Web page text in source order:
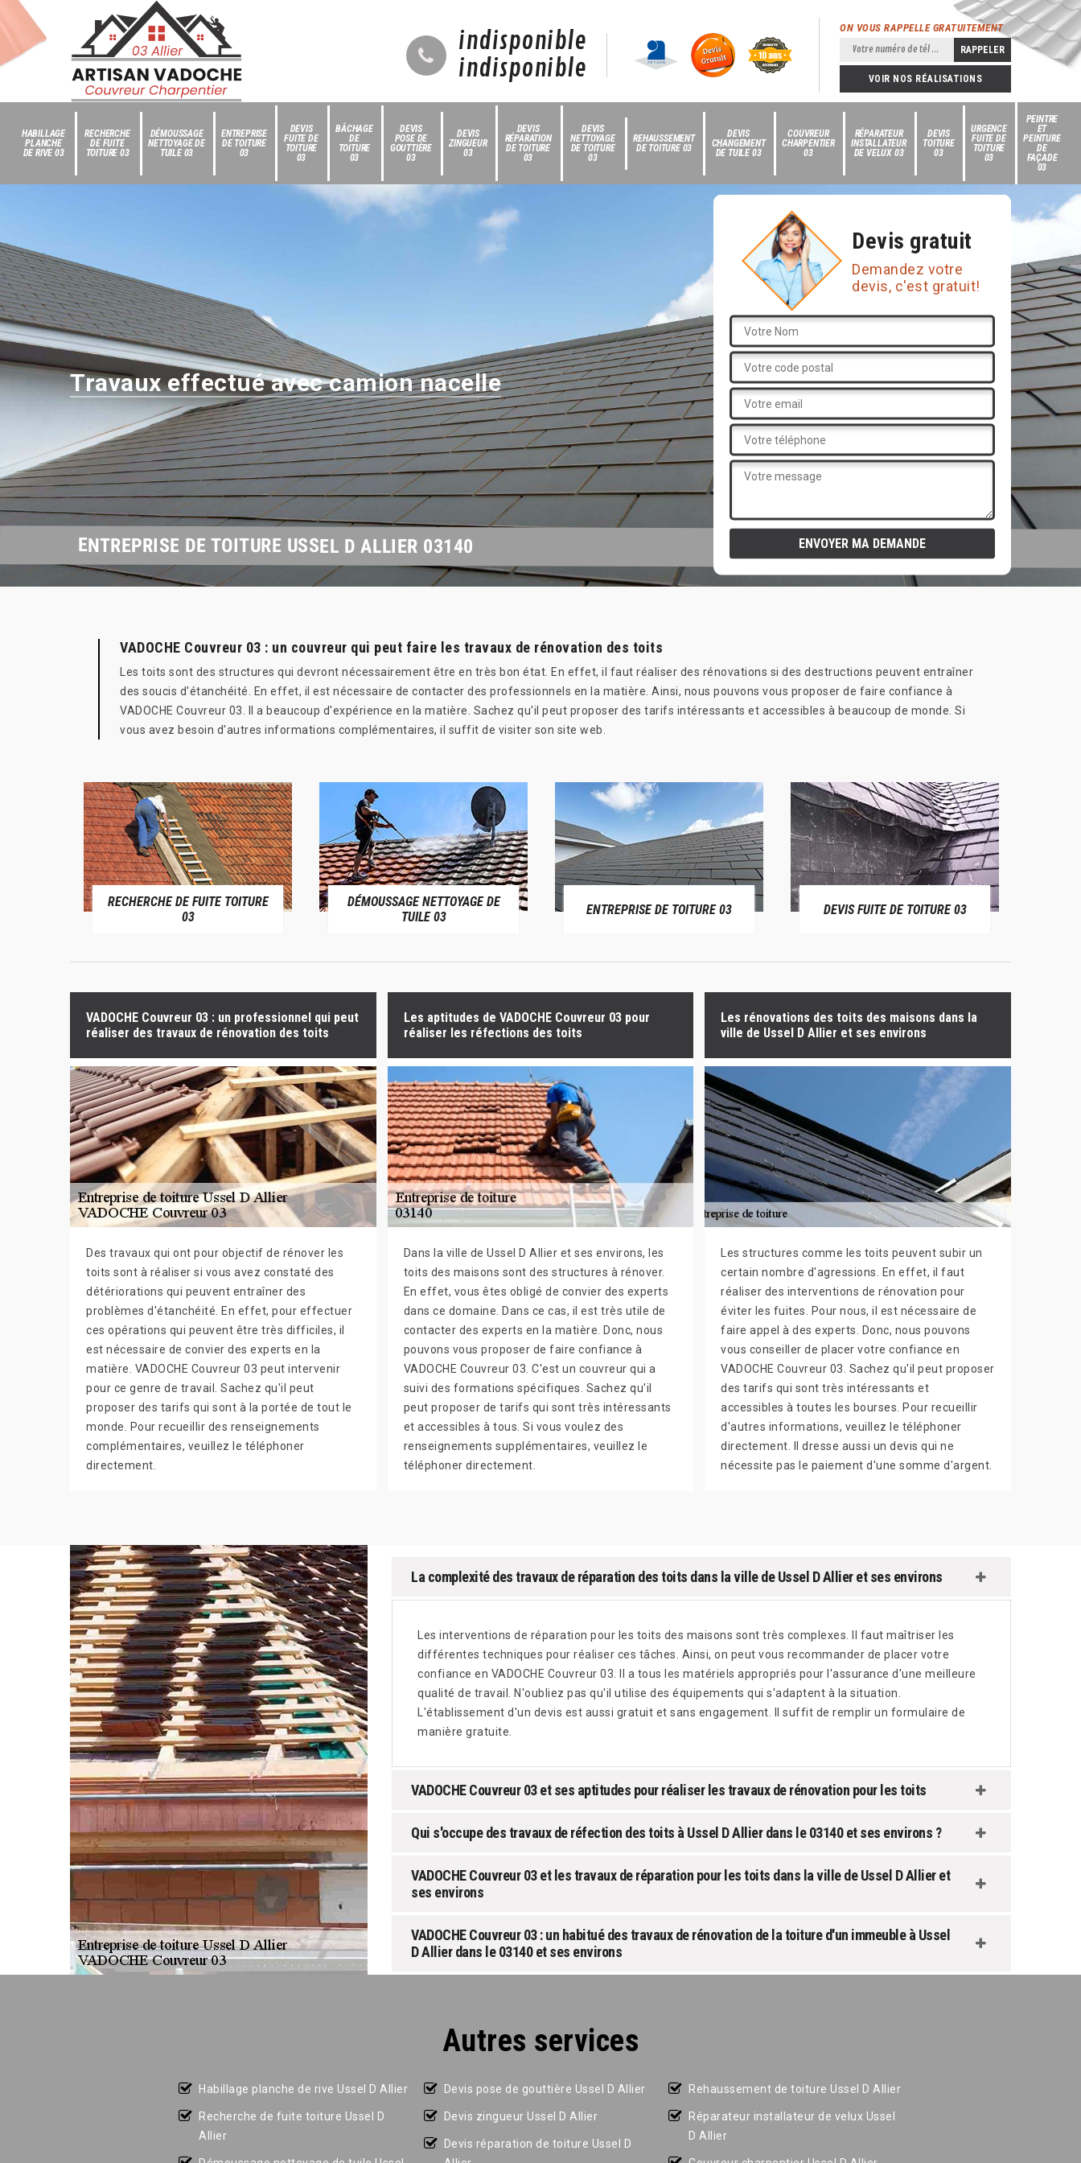
indisponible
indisponible
ON VOUS RAPPELLE GRATUITEMENT
VOIR NOS RÉALISATIONS
HABILLAGE
PLANCHE
DE RIVE 03
RECHERCHE
DE FUITE
TOITURE 03
DÉMOUSSAGE
NETTOYAGE DE
TUILE 03
ENTREPRISE
DE TOITURE
03
DEVIS
FUITE DE
TOITURE
03
BÂCHAGE
DE
TOITURE
03
DEVIS
POSE DE
GOUTTIÈRE
03
DEVIS
ZINGUEUR
03
DEVIS
RÉPARATION
DE TOITURE
03
DEVIS
NETTOYAGE
DE TOITURE
03
REHAUSSEMENT
DE TOITURE 03
DEVIS
CHANGEMENT
DE TUILE 03
COUVREUR
CHARPENTIER
03
RÉPARATEUR
INSTALLATEUR
DE VELUX 03
DEVIS
TOITURE
03
URGENCE
FUITE DE
TOITURE
03
PEINTRE
ET
PEINTURE
DE
FAÇADE
03
Travaux effectué avec camion nacelle
Devis gratuit
Demandez votre
devis, c'est gratuit!
ENTREPRISE DE TOITURE USSEL D ALLIER 03140
VADOCHE Couvreur 03 : un couvreur qui peut faire les travaux de rénovation des toits
Les toits sont des structures qui devront nécessairement être en très bon état. En effet, il faut réaliser des rénovations si des destructions peuvent entraîner
des soucis d'étanchéité. En effet, il est nécessaire de contacter des professionnels en la matière. Ainsi, nous pouvons vous proposer de faire confiance à
VADOCHE Couvreur 03. Il a beaucoup d'expérience en la matière. Sachez qu'il peut proposer des tarifs intéressants et accessibles à beaucoup de monde. Si
vous avez besoin d'autres informations complémentaires, il suffit de visiter son site web.
RECHERCHE DE FUITE TOITURE
03
DÉMOUSSAGE NETTOYAGE DE
TUILE 03
ENTREPRISE DE TOITURE 03 DEVIS FUITE DE TOITURE 03
VADOCHE Couvreur 03 : un professionnel qui peut
réaliser des travaux de rénovation des toits
Des travaux qui ont pour objectif de rénover les
toits sont à réaliser si vous avez constaté des
détériorations qui peuvent entraîner des
problèmes d'étanchéité. En effet, pour effectuer
ces opérations qui peuvent être très difficiles, il
est nécessaire de convier des experts en la
matière. VADOCHE Couvreur 03 peut intervenir
pour ce genre de travail. Sachez qu'il peut
proposer des tarifs qui sont à la portée de tout le
monde. Pour recueillir des renseignements
complémentaires, veuillez le téléphoner
directement.
Les aptitudes de VADOCHE Couvreur 03 pour
réaliser les réfections des toits
Dans la ville de Ussel D Allier et ses environs, les
toits des maisons sont des structures à rénover.
En effet, vous êtes obligé de convier des experts
dans ce domaine. Dans ce cas, il est très utile de
contacter des experts en la matière. Donc, nous
pouvons vous proposer de faire confiance à
VADOCHE Couvreur 03. C'est un couvreur qui a
suivi des formations spécifiques. Sachez qu'il
peut proposer de tarifs qui sont très intéressants
et accessibles à tous. Si vous voulez des
renseignements supplémentaires, veuillez le
téléphoner directement.
Les rénovations des toits des maisons dans la
ville de Ussel D Allier et ses environs
Les structures comme les toits peuvent subir un
certain nombre d'agressions. En effet, il faut
réaliser des interventions de rénovation pour
éviter les fuites. Pour nous, il est nécessaire de
faire appel à des experts. Donc, nous pouvons
vous conseiller de placer votre confiance en
VADOCHE Couvreur 03. Sachez qu'il peut proposer
des tarifs qui sont très intéressants et
accessibles à toutes les bourses. Pour recueillir
d'autres informations, veuillez le téléphoner
directement. Il dresse aussi un devis qui ne
nécessite pas le paiement d'une somme d'argent.
La complexité des travaux de réparation des toits dans la ville de Ussel D Allier et ses environs
Les interventions de réparation pour les toits des maisons sont très complexes. Il faut maîtriser les
différentes techniques pour réaliser ces tâches. Ainsi, on peut vous recommander de placer votre
confiance en VADOCHE Couvreur 03. Il a tous les matériels appropriés pour l'assurance d'une meilleure
qualité de travail. N'oubliez pas qu'il utilise des équipements qui s'adaptent à la situation.
L'établissement d'un devis est aussi gratuit et sans engagement. Il suffit de remplir un formulaire de
manière gratuite.
VADOCHE Couvreur 03 et ses aptitudes pour réaliser les travaux de rénovation pour les toits
Qui s'occupe des travaux de réfection des toits à Ussel D Allier dans le 03140 et ses environs ?
VADOCHE Couvreur 03 et les travaux de réparation pour les toits dans la ville de Ussel D Allier et
ses environs
VADOCHE Couvreur 03 : un habitué des travaux de rénovation de la toiture d'un immeuble à Ussel
D Allier dans le 03140 et ses environs
Autres services
Habillage planche de rive Ussel D Allier
Recherche de fuite toiture Ussel D
Allier
Devis pose de gouttière Ussel D Allier
Devis zingueur Ussel D Allier
Devis réparation de toiture Ussel D
Rehaussement de toiture Ussel D Allier
Réparateur installateur de velux Ussel
D Allier